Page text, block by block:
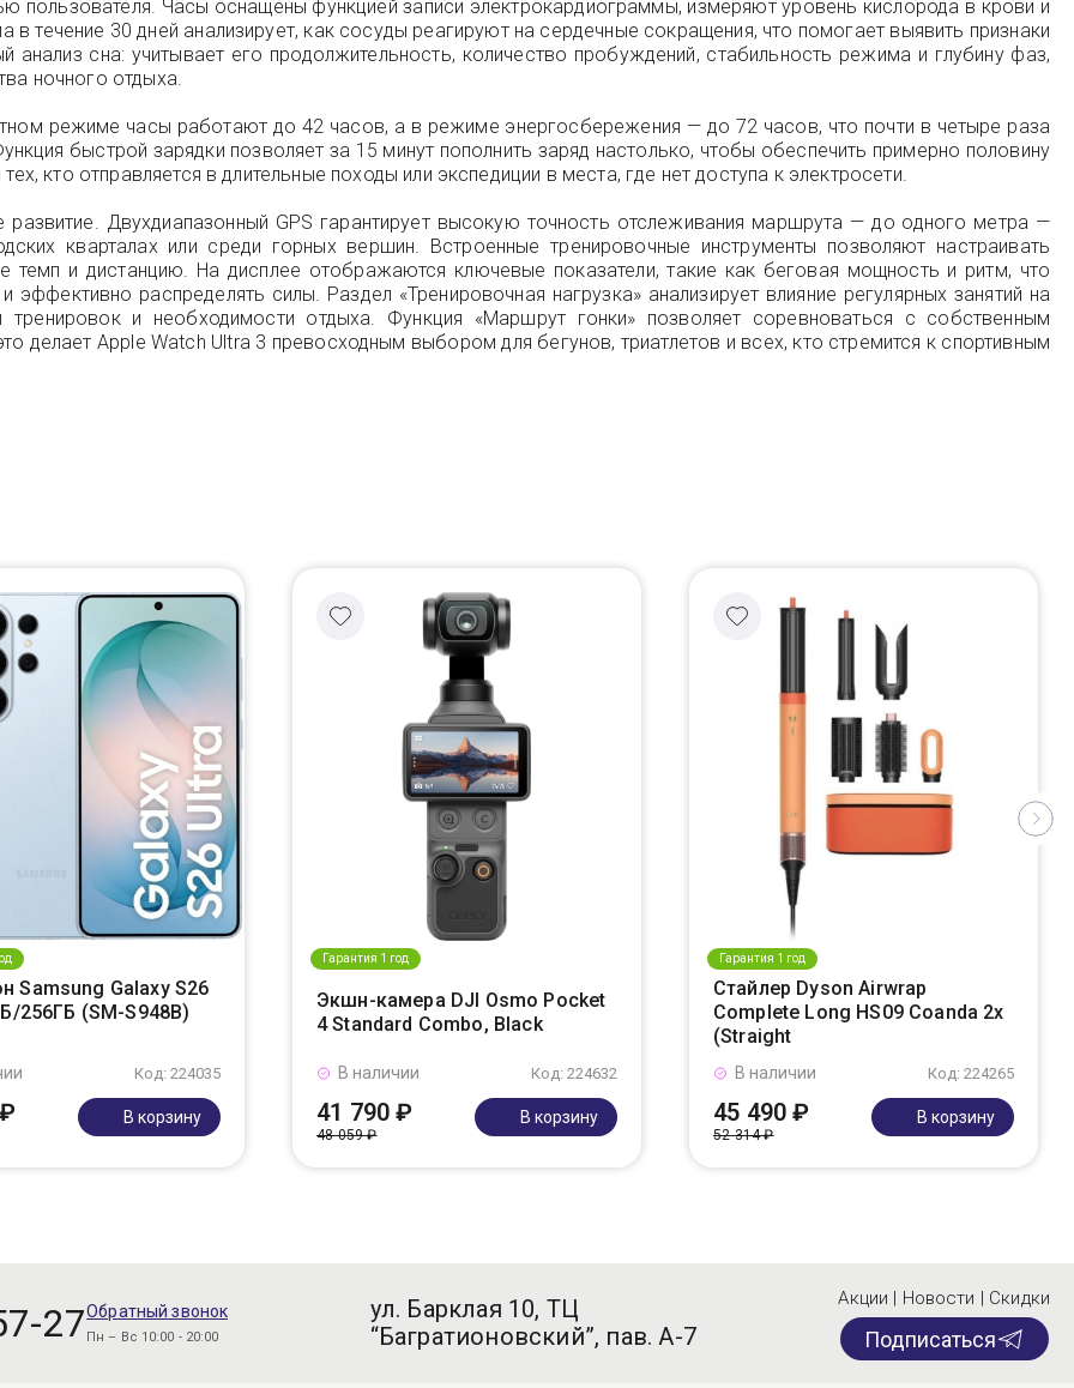
пользователя. Часы оснащены функцией записи электрокардиограммы, измеряют уровень кислорода в крови и
течение 30 дней анализирует, как сосуды реагируют на сердечные сокращения, что помогает выявить признаки
анализ сна: учитывает его продолжительность, количество пробуждений, стабильность режима и глубину фаз,
ночного отдыха.
режиме часы работают до 42 часов, а в режиме энергосбережения — до 72 часов, что почти в четыре раза
быстрой зарядки позволяет за 15 минут пополнить заряд настолько, чтобы обеспечить примерно половину
кто отправляется в длительные походы или экспедиции в места, где нет доступа к электросети.
развитие. Двухдиапазонный GPS гарантирует высокую точность отслеживания маршрута — до одного метра —
кварталах или среди горных вершин. Встроенные тренировочные инструменты позволяют настраивать
темп и дистанцию. На дисплее отображаются ключевые показатели, такие как беговая мощность и ритм, что
распределять силы. Раздел «Тренировочная нагрузка» анализирует влияние регулярных занятий на
тренировок и необходимости отдыха. Функция «Маршрут гонки» позволяет соревноваться с собственным
Apple Watch Ultra 3 превосходным выбором для бегунов, триатлетов и всех, кто стремится к спортивным
Samsung Galaxy S26
256ГБ (SM-S948B)
Код: 224035
В корзину
Гарантия 1 год
Экшн-камера DJI Osmo Pocket
4 Standard Combo, Black
Код: 224632
В наличии
41 790 ₽
48 059 ₽
В корзину
Гарантия 1 год
Стайлер Dyson Airwrap
Complete Long HS09 Coanda 2x
(Straight
Код: 224265
В наличии
45 490 ₽
52 314 ₽
В корзину
27Обратный звонок
Пн – Вс 10:00 - 20:00
ул. Барклая 10, ТЦ
“Багратионовский”, пав. А-7
Акции | Новости | Скидки
Подписаться